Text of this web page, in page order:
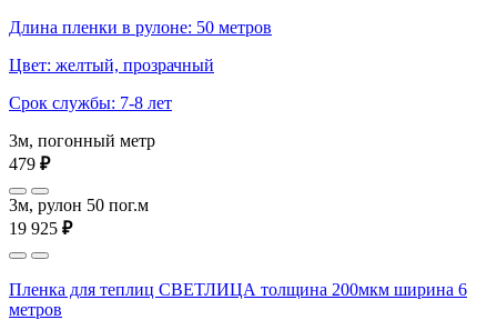
Длина пленки в рулоне: 50 метров
Цвет: желтый, прозрачный
Срок службы: 7-8 лет
3м, погонный метр
479 ₽
3м, рулон 50 пог.м
19 925 ₽
Пленка для теплиц СВЕТЛИЦА толщина 200мкм ширина 6
метров